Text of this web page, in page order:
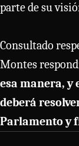
parte de su
Consultado
Montes
esa manera, y
deberá
Parlamento y